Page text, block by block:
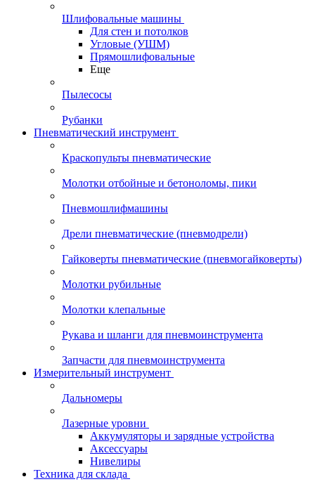
Шлифовальные машины
Для стен и потолков
Угловые (УШМ)
Прямошлифовальные
Еще
Пылесосы
Рубанки
Пневматический инструмент
Краскопульты пневматические
Молотки отбойные и бетоноломы, пики
Пневмошлифмашины
Дрели пневматические (пневмодрели)
Гайковерты пневматические (пневмогайковерты)
Молотки рубильные
Молотки клепальные
Рукава и шланги для пневмоинструмента
Запчасти для пневмоинструмента
Измерительный инструмент
Дальномеры
Лазерные уровни
Аккумуляторы и зарядные устройства
Аксессуары
Нивелиры
Техника для склада